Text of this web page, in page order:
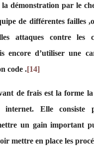
la démonstration par le
de différentes failles
attaques contre les
encore d’utiliser une
code .[14]
de frais est la forme
internet. Elle consiste
un gain important
mettre en place les